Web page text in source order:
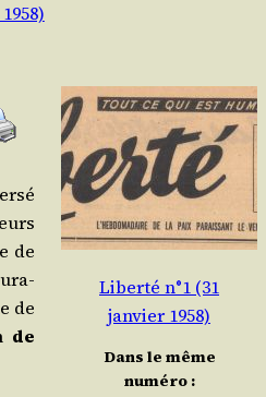
de
de
de
Liberté n°1 (31
janvier 1958)
Dans le même
numéro :